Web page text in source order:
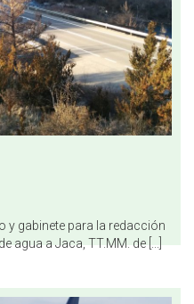
y gabinete para la redacción
agua a Jaca, TT.MM. de [...]